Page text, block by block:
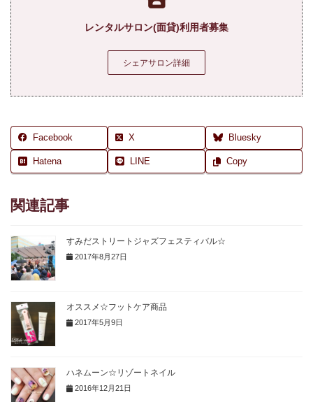
レンタルサロン(面貸)利用者募集
シェアサロン詳細
Facebook X Bluesky
Hatena LINE Copy
関連記事
すみだストリートジャズフェスティバル☆
2017年8月27日
オススメ☆フットケア商品
2017年5月9日
ハネムーン☆リゾートネイル
2016年12月21日